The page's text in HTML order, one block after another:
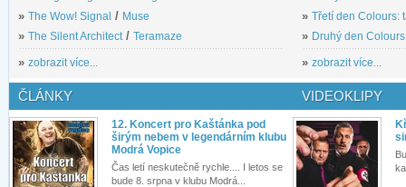
» The Wow! Signal / Muse
» The Silent Architect/ Teramaze
» zobrazit více...
» Třetí den Colours:
» Druhý den
» zobrazit více...
ČLÁNKY
12. Koncert pro Kaštánka pod
širým nebem v legendárním klubu
Modrá Vopice
Čas letí neskutečně rychle.... I letos se
bude 8. srpna v klubu Modrá...
VIDEOKLIPY